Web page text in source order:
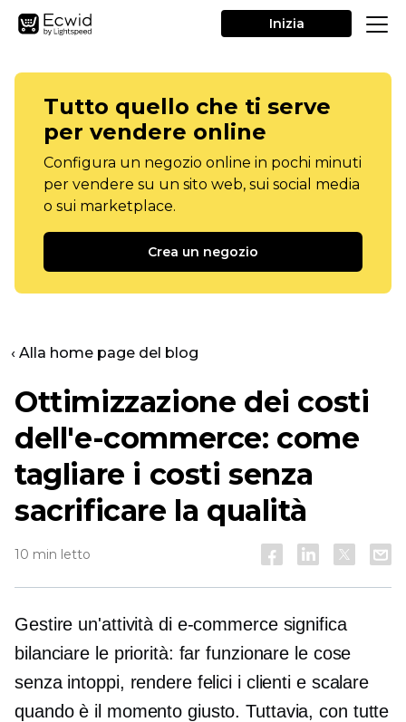
Inizia
Tutto quello che ti serve
per vendere online
Configura un negozio online in pochi minuti
per vendere su un sito web, sui social media
o sui marketplace.
Crea un negozio
‹ Alla home page del blog
Ottimizzazione dei costi
dell'e-commerce: come
tagliare i costi senza
sacrificare la qualità
10 min letto
Gestire un'attività di e-commerce significa
bilanciare le priorità: far funzionare le cose
senza intoppi, rendere felici i clienti e scalare
quando è il momento giusto. Tuttavia, con tutte